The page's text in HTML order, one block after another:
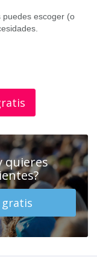
puedes escoger (o
quieres
gratis